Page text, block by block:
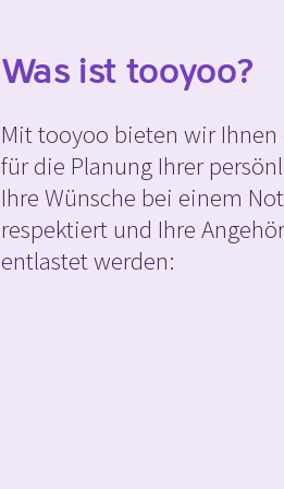
Was ist tooyoo?
Mit tooyoo bieten wir
für die Planung Ihrer
Ihre Wünsche bei einem
respektiert und Ihre
entlastet werden: